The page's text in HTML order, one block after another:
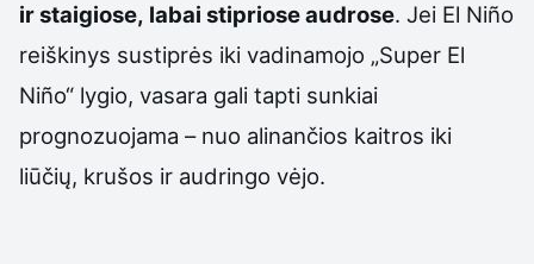
ir staigiose, labai stipriose audrose. Jei El Niño
reiškinys sustiprės iki vadinamojo „Super El
Niño“ lygio, vasara gali tapti sunkiai
prognozuojama – nuo alinančios kaitros iki
liūčių, krušos ir audringo vėjo.